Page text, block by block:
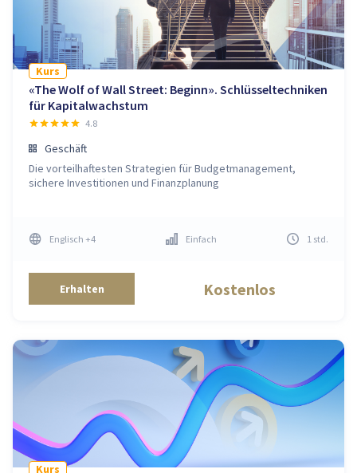
Kurs
«The Wolf of Wall Street: Beginn». Schlüsseltechniken
für Kapitalwachstum
4.8
Geschäft
Die vorteilhaftesten Strategien für Budgetmanagement,
sichere Investitionen und Finanzplanung
Englisch +4 Einfach 1 std.
Erhalten Kostenlos
Kurs